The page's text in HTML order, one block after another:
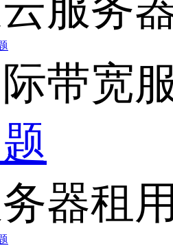
带宽
器租